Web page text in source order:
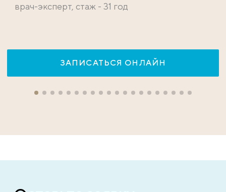
врач-эксперт, стаж - 31 год
ЗАПИСАТЬСЯ ОНЛАЙН